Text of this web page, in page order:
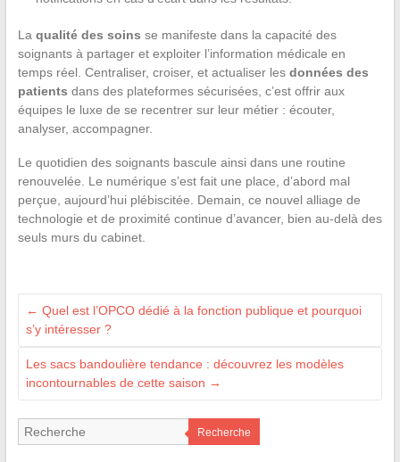
La qualité des soins se manifeste dans la capacité des
soignants à partager et exploiter l’information médicale en
temps réel. Centraliser, croiser, et actualiser les données des
patients dans des plateformes sécurisées, c’est offrir aux
équipes le luxe de se recentrer sur leur métier : écouter,
analyser, accompagner.
Le quotidien des soignants bascule ainsi dans une routine
renouvelée. Le numérique s’est fait une place, d’abord mal
perçue, aujourd’hui plébiscitée. Demain, ce nouvel alliage de
technologie et de proximité continue d’avancer, bien au-delà des
seuls murs du cabinet.
← Quel est l’OPCO dédié à la fonction publique et pourquoi
s’y intéresser ?
Les sacs bandoulière tendance : découvrez les modèles
incontournables de cette saison →
Recherche